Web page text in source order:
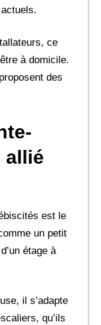
ce
à domicile.
des
allié
est le
un petit
étage à
il s’adapte
qu’ils